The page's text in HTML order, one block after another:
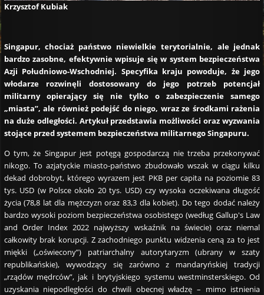
Krzysztof Kubiak
Singapur, chociaż państwo niewielkie terytorialnie, ale jednak
bardzo zasobne, efektywnie wpisuje się w system bezpieczeństwa
Azji Południowo-Wschodniej. Specyfika kraju powoduje, że jego
włodarze rozwinęli dostosowany do jego potrzeb potencjał
militarny opierający się nie tylko o zabezpieczenie samego
„miasta”, ale również podejść do niego, wraz ze środkami rażenia
na duże odległości. Artykuł przedstawia możliwości oraz wyzwania
stojące przed systemem bezpieczeństwa militarnego Singapuru.
O tym, że Singapur jest potęgą gospodarczą nie trzeba przekonywać
nikogo. To azjatyckie miasto-państwo zbudowało wszak w ciągu kilku
dekad dobrobyt, którego wyrazem jest PKB per capita na poziomie 83
tys. USD (w Polsce około 20 tys. USD) czy wysoka oczekiwana długość
życia (78,8 lat dla mężczyzn oraz 83,3 dla kobiet). Do tego dodać należy
bardzo wysoki poziom bezpieczeństwa osobistego (według Gallup's Law
and Order Index 2022 najwyższy wskaźnik na świecie) oraz niemal
całkowity brak korupcji. Z zachodniego punktu widzenia ceną za to jest
miękki („oświecony”) patriarchalny autorytaryzm (ubrany w szaty
republikańskie), wywodzący się zarówno z mandaryńskiej tradycji
„rządów mędrców”, jak i brytyjskiego systemu westminsterskiego. Od
uzyskania niepodległości do chwili obecnej władzę – mimo istnienia